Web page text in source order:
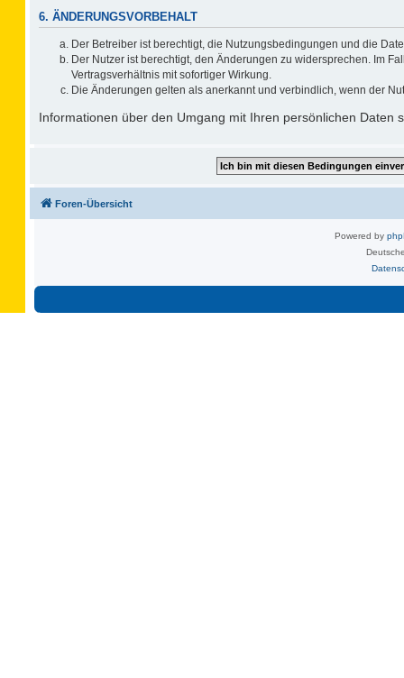
6. ÄNDERUNGSVORBEHALT
Der Betreiber ist berechtigt, die Nutzungsbedingungen und die
Der Nutzer ist berechtigt, den Änderungen zu widersprechen. Im
Vertragsverhältnis mit sofortiger Wirkung.
Die Änderungen gelten als anerkannt und verbindlich, wenn der
Informationen über den Umgang mit Ihren persönlichen Daten
Foren-Übersicht
Powered by